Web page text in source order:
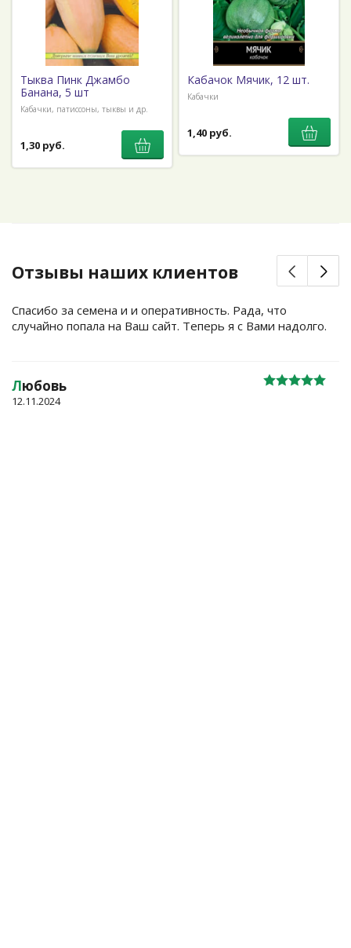
Тыква Пинк Джамбо
Банана, 5 шт
Кабачки, патиссоны, тыквы и др.
1,30 руб.
Кабачок Мячик, 12 шт.
Кабачки
1,40 руб.
Отзывы наших клиентов
Спасибо за семена и и оперативность. Рада, что
случайно попала на Ваш сайт. Теперь я с Вами надолго.
Любовь
12.11.2024